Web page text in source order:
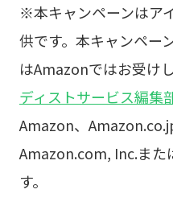
※本キャンペーンはア
供です。本キャンペー
はAmazonではお受け
ディストサービス編集
Amazon、
Amazon.com, Inc.また
す。